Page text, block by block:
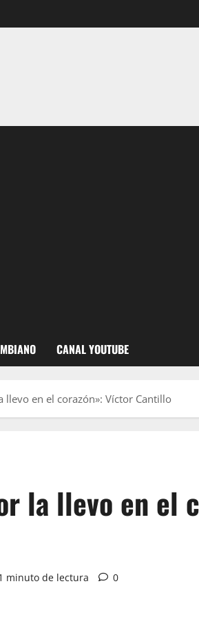
CANAL YOUTUBE
llevo en el corazón»: Víctor Cantillo
la llevo en el
minuto de lectura 0